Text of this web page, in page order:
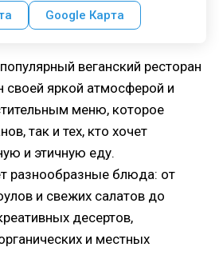
Google Карта
веганский ресторан
своей яркой атмосферой и
меню, которое
так и тех, кто хочет
и этичную еду.
разнообразные блюда: от
и свежих салатов до
десертов,
и местных